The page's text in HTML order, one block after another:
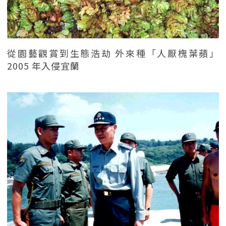
從園藝觀賞到生態浩劫 外來種「人厭槐葉蘋」
2005 年入侵宜蘭